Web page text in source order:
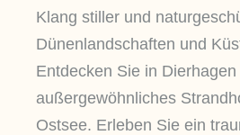
Klang stiller und
Dünenlandschaften und
Entdecken Sie in Dierhagen
außergewöhnliches
Ostsee. Erleben Sie ein